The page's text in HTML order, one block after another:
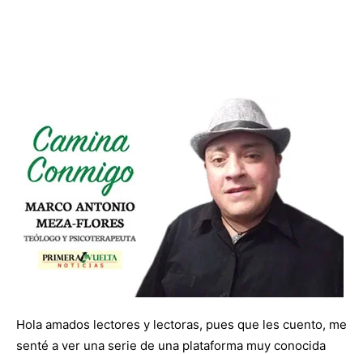
Hola amados lectores y lectoras, pues que les cuento, me
senté a ver una serie de una plataforma muy conocida